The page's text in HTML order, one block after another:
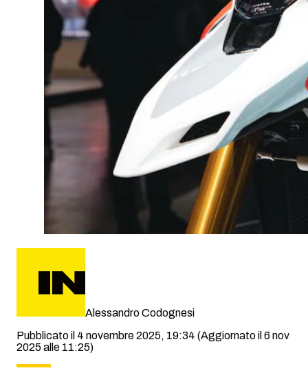
Alessandro Codognesi
Pubblicato il 4 novembre 2025, 19:34 (Aggiornato il 6 nov
2025 alle 11:25)